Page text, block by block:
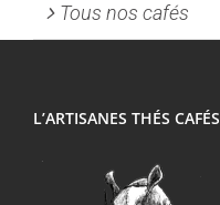
Tous nos cafés
L’ARTISANES THÉS CAFÉS